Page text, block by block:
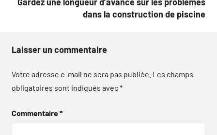
dans la construction de piscine
Laisser un commentaire
Votre adresse e-mail ne sera pas publiée. Les champs
obligatoires sont indiqués avec*
Commentaire*